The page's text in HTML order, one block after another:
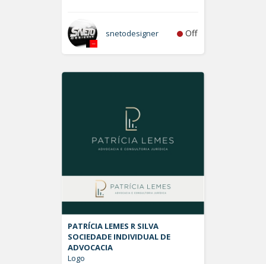
snetodesigner Off
PATRÍCIA LEMES R SILVA
SOCIEDADE INDIVIDUAL DE
ADVOCACIA
Logo